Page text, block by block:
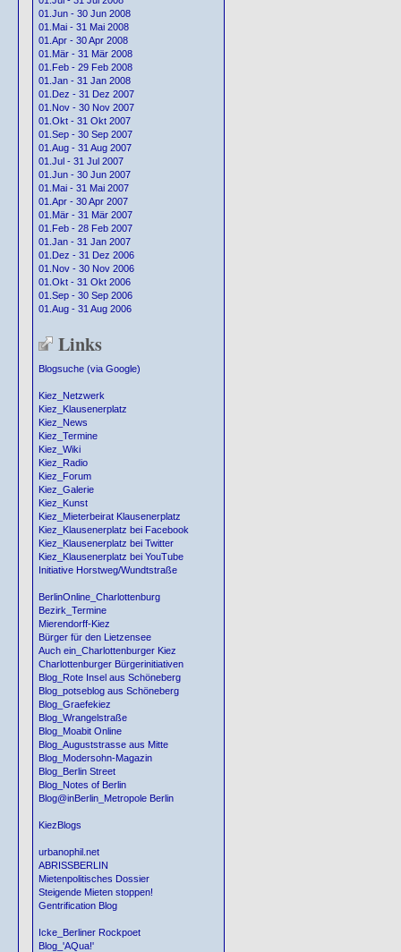
01.Jun - 30 Jun 2008
01.Mai - 31 Mai 2008
01.Apr - 30 Apr 2008
01.Mär - 31 Mär 2008
01.Feb - 29 Feb 2008
01.Jan - 31 Jan 2008
01.Dez - 31 Dez 2007
01.Nov - 30 Nov 2007
01.Okt - 31 Okt 2007
01.Sep - 30 Sep 2007
01.Aug - 31 Aug 2007
01.Jul - 31 Jul 2007
01.Jun - 30 Jun 2007
01.Mai - 31 Mai 2007
01.Apr - 30 Apr 2007
01.Mär - 31 Mär 2007
01.Feb - 28 Feb 2007
01.Jan - 31 Jan 2007
01.Dez - 31 Dez 2006
01.Nov - 30 Nov 2006
01.Okt - 31 Okt 2006
01.Sep - 30 Sep 2006
01.Aug - 31 Aug 2006
Links
Blogsuche (via Google)
Kiez_Netzwerk
Kiez_Klausenerplatz
Kiez_News
Kiez_Termine
Kiez_Wiki
Kiez_Radio
Kiez_Forum
Kiez_Galerie
Kiez_Kunst
Kiez_Mieterbeirat Klausenerplatz
Kiez_Klausenerplatz bei Facebook
Kiez_Klausenerplatz bei Twitter
Kiez_Klausenerplatz bei YouTube
Initiative Horstweg/Wundtstraße
BerlinOnline_Charlottenburg
Bezirk_Termine
Mierendorff-Kiez
Bürger für den Lietzensee
Auch ein_Charlottenburger Kiez
Charlottenburger Bürgerinitiativen
Blog_Rote Insel aus Schöneberg
Blog_potseblog aus Schöneberg
Blog_Graefekiez
Blog_Wrangelstraße
Blog_Moabit Online
Blog_Auguststrasse aus Mitte
Blog_Modersohn-Magazin
Blog_Berlin Street
Blog_Notes of Berlin
Blog@inBerlin_Metropole Berlin
KiezBlogs
urbanophil.net
ABRISSBERLIN
Mietenpolitisches Dossier
Steigende Mieten stoppen!
Gentrification Blog
Icke_Berliner Rockpoet
Blog_'AQua!'